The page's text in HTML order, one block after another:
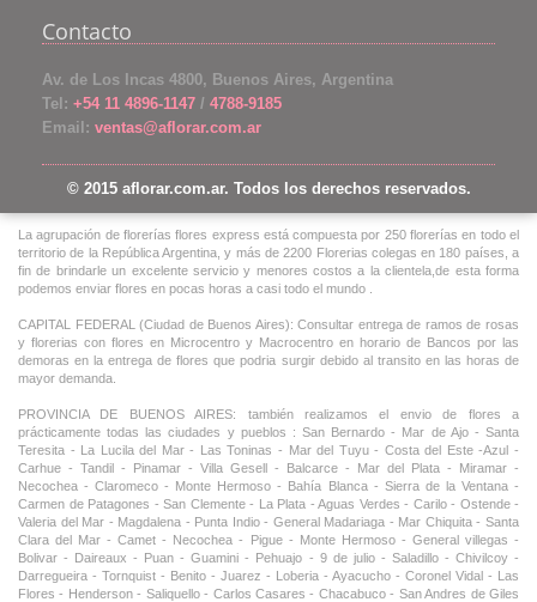
Contacto
Av. de Los Incas 4800, Buenos Aires, Argentina
Tel: +54 11 4896-1147 / 4788-9185
Email: ventas@aflorar.com.ar
© 2015 aflorar.com.ar. Todos los derechos reservados.
La agrupación de florerías flores express está compuesta por 250 florerías en todo el
territorio de la República Argentina, y más de 2200 Florerias colegas en 180 países, a
fin de brindarle un excelente servicio y menores costos a la clientela,de esta forma
podemos enviar flores en pocas horas a casi todo el mundo .
CAPITAL FEDERAL (Ciudad de Buenos Aires): Consultar entrega de ramos de rosas
y florerias con flores en Microcentro y Macrocentro en horario de Bancos por las
demoras en la entrega de flores que podria surgir debido al transito en las horas de
mayor demanda.
PROVINCIA DE BUENOS AIRES: también realizamos el envio de flores a
prácticamente todas las ciudades y pueblos : San Bernardo - Mar de Ajo - Santa
Teresita - La Lucila del Mar - Las Toninas - Mar del Tuyu - Costa del Este -Azul -
Carhue - Tandil - Pinamar - Villa Gesell - Balcarce - Mar del Plata - Miramar -
Necochea - Claromeco - Monte Hermoso - Bahía Blanca - Sierra de la Ventana -
Carmen de Patagones - San Clemente - La Plata - Aguas Verdes - Carilo - Ostende -
Valeria del Mar - Magdalena - Punta Indio - General Madariaga - Mar Chiquita - Santa
Clara del Mar - Camet - Necochea - Pigue - Monte Hermoso - General villegas -
Bolivar - Daireaux - Puan - Guamini - Pehuajo - 9 de julio - Saladillo - Chivilcoy -
Darregueira - Tornquist - Benito - Juarez - Loberia - Ayacucho - Coronel Vidal - Las
Flores - Henderson - Saliquello - Carlos Casares - Chacabuco - San Andres de Giles